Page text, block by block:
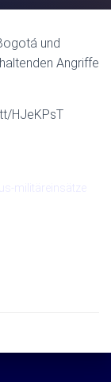
L
und
Angriffe
HJeKPsT
us-militäreinsätze